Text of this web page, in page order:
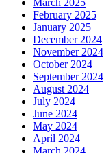
February 2025
January 2025
December 2024
November 2024
October 2024
September 2024
August 2024
July 2024
June 2024
May 2024
April 2024
March 2024